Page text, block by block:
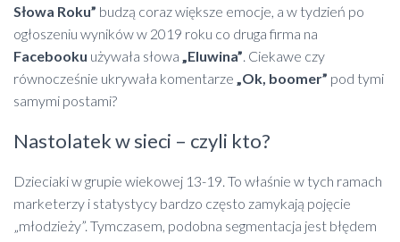
Słowa Roku” budzą coraz większe emocje, a w tydzień po
ogłoszeniu wyników w 2019 roku co druga firma na
Facebooku używała słowa „Eluwina” . Ciekawe czy
równocześnie ukrywała komentarze „Ok, boomer” pod tymi
samymi postami?
Nastolatek w sieci – czyli kto?
Dzieciaki w grupie wiekowej 13-19. To właśnie w tych ramach
marketerzy i statystycy bardzo często zamykają pojęcie
„młodzieży”. Tymczasem, podobna segmentacja jest błędem